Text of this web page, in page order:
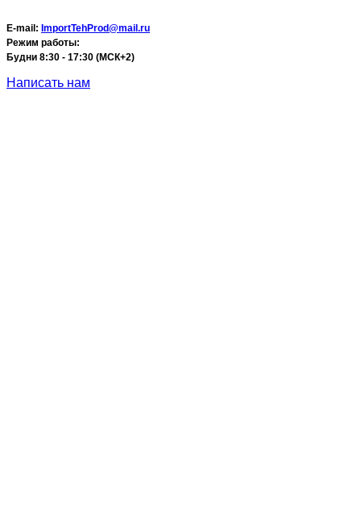
E-mail: ImportTehProd@mail.ru
Режим работы:
Будни 8:30 - 17:30 (МСК+2)
Написать нам